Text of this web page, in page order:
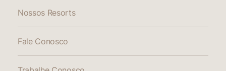
Nossos Resorts
Fale Conosco